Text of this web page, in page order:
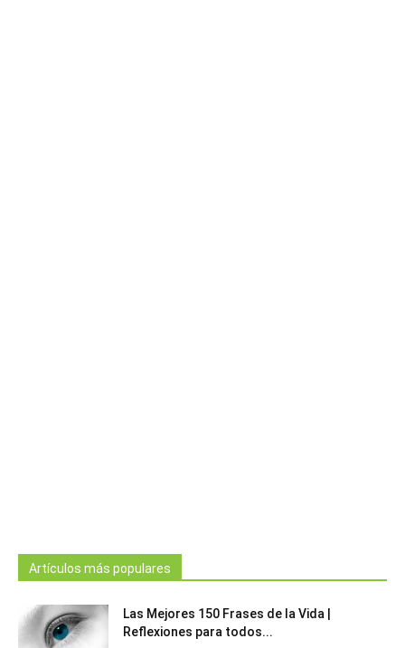
Artículos más populares
Las Mejores 150 Frases de la Vida |
Reflexiones para todos...